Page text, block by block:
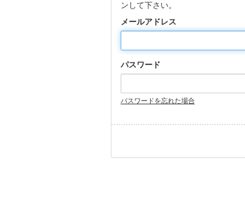
ンして下さい。
メールアドレス
パスワード
パスワードを忘れた場合